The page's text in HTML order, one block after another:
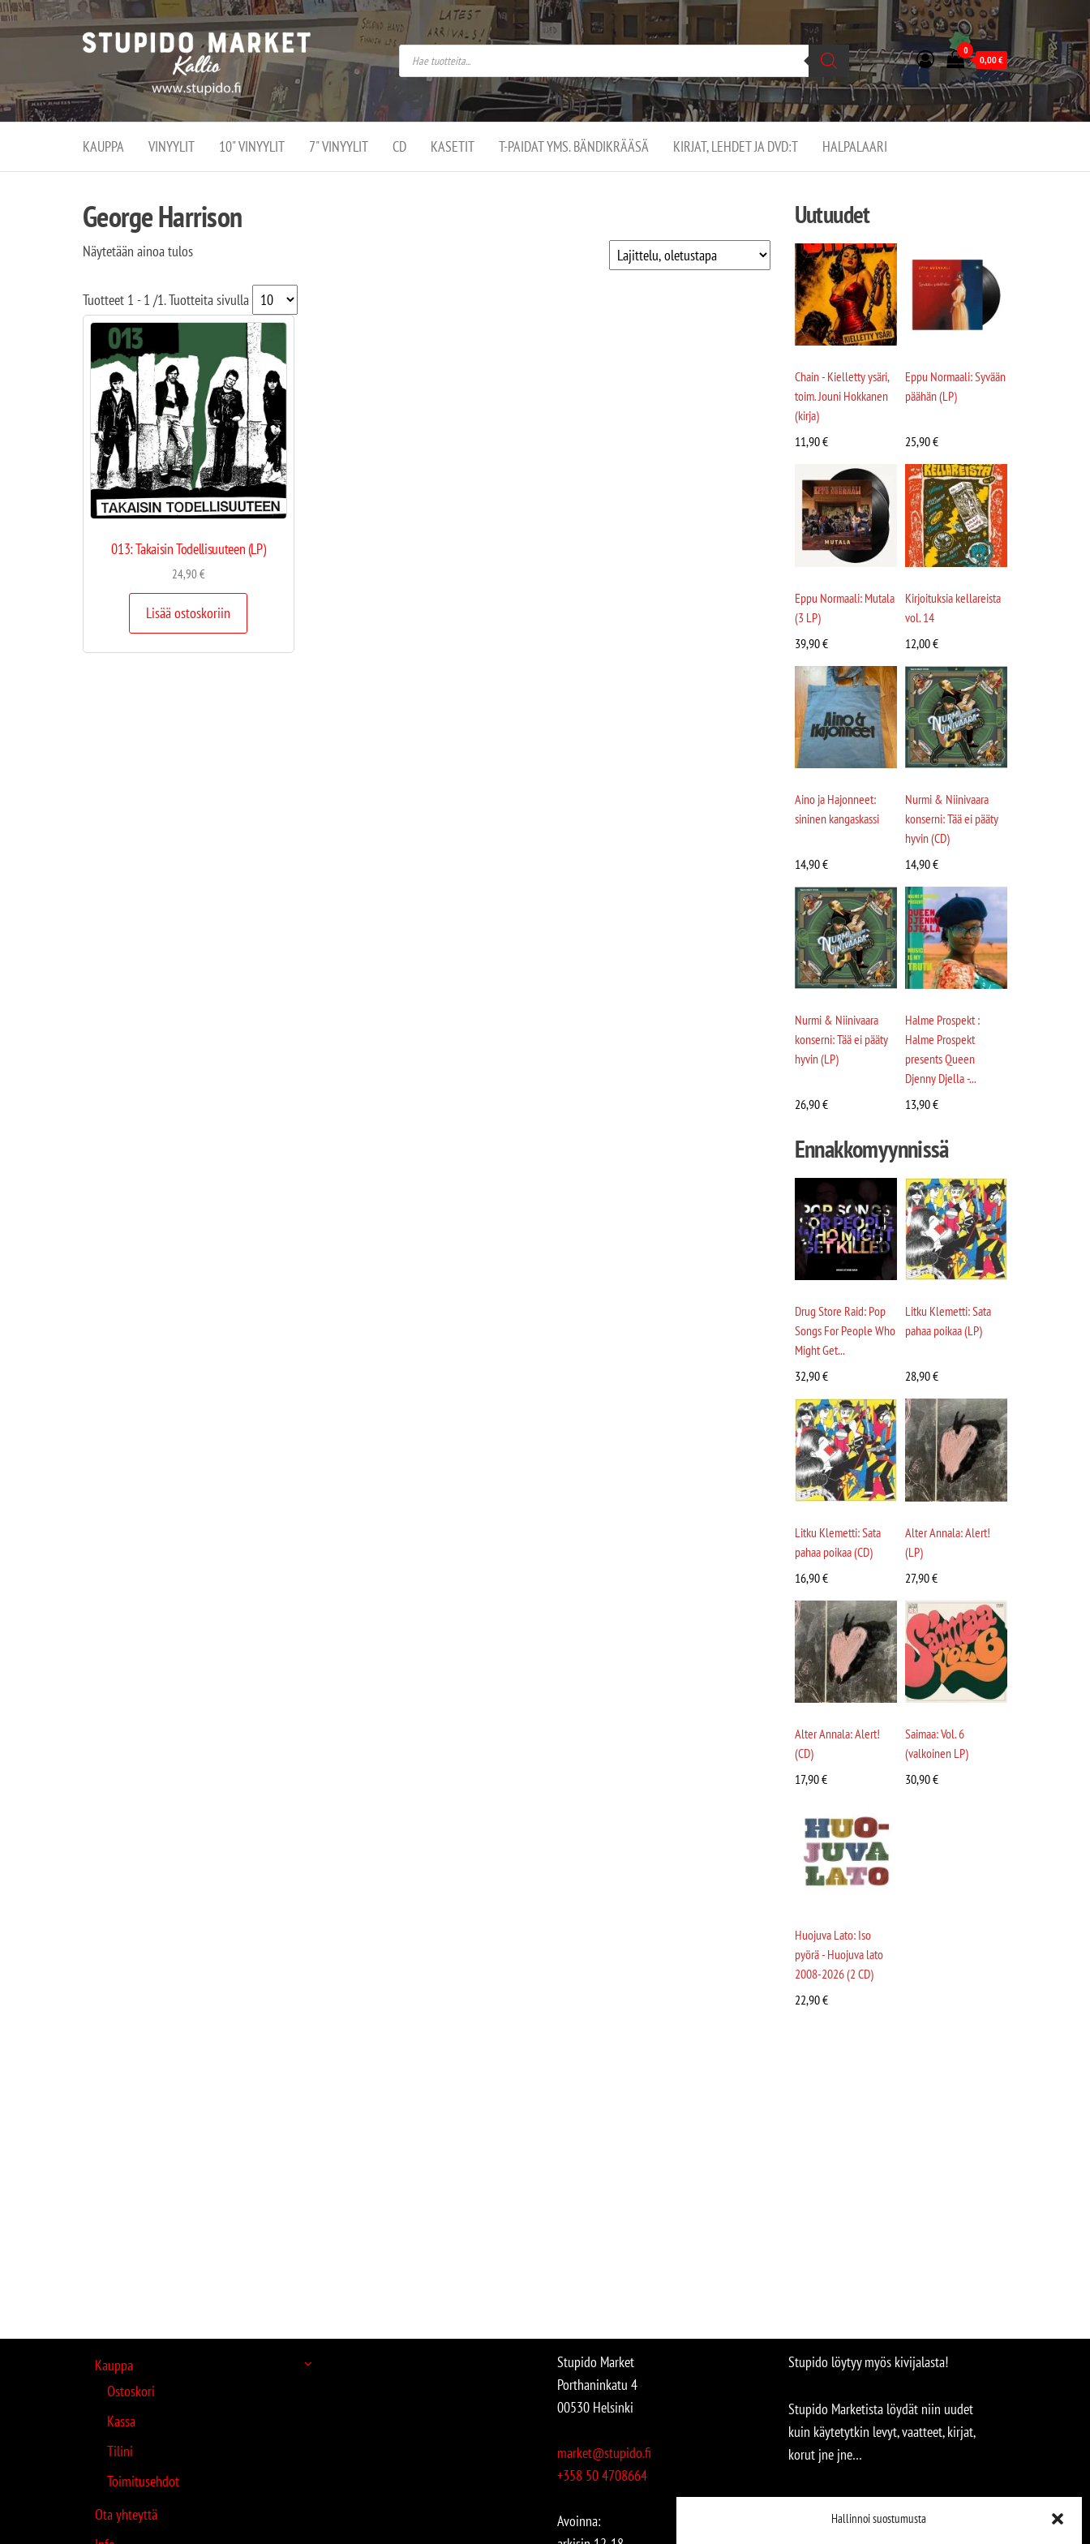
Hallinnoi suostumusta
Stupido
Market –
verkossa
ja
kivijalassa
Stupido Market on
vaihtoehtomusaan
erikoistunut
verkko- sekä
kivijalkakauppa
Helsingissä
Kallion
0
0,00€
KAUPPA VINYYLIT 10" VINYYLIT 7" VINYYLIT CD KASETIT T-PAIDAT YMS. BÄNDIKRÄÄSÄ KIRJAT, LEHDET JA DVD:T HALPALAARI
George Harrison
Näytetään ainoa tulos
Tuotteet 1 - 1 /1. Tuotteita sivulla
013: Takaisin Todellisuuteen (LP)
24,90€
Lisää ostoskoriin
Uutuudet
Chain - Kielletty ysäri,
toim. Jouni Hokkanen
(kirja)
11,90€
Eppu Normaali: Syvään
päähän (LP)
25,90€
Eppu Normaali: Mutala
(3 LP)
39,90€
Kirjoituksia kellareista
vol. 14
12,00€
Aino ja Hajonneet:
sininen kangaskassi
14,90€
Nurmi & Niinivaara
konserni: Tää ei pääty
hyvin (CD)
14,90€
Nurmi & Niinivaara
konserni: Tää ei pääty
hyvin (LP)
26,90€
Halme Prospekt :
Halme Prospekt
presents Queen
Djenny Djella -...
13,90€
Ennakkomyynnissä
Drug Store Raid: Pop
Songs For People Who
Might Get...
32,90€
Litku Klemetti: Sata
pahaa poikaa (LP)
28,90€
Litku Klemetti: Sata
pahaa poikaa (CD)
16,90€
Alter Annala: Alert!
(LP)
27,90€
Alter Annala: Alert!
(CD)
17,90€
Saimaa: Vol. 6
(valkoinen LP)
30,90€
Huojuva Lato: Iso
pyörä - Huojuva lato
2008-2026 (2 CD)
22,90€
Kauppa
Ostoskori
Kassa
Tilini
Toimitusehdot
Ota yhteyttä
Stupido Market
Porthaninkatu 4
00530 Helsinki
market@stupido.fi
+358 50 4708664
Avoinna:
Stupido löytyy myös kivijalasta!
Stupido Marketista löydät niin uudet
kuin käytetytkin levyt, vaatteet, kirjat,
korut jne jne…